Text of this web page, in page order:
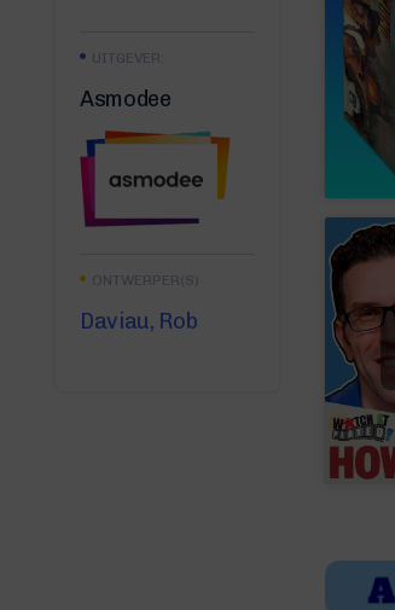
UITGEVER:
Asmodee
ONTWERPER(S)
Daviau, Rob